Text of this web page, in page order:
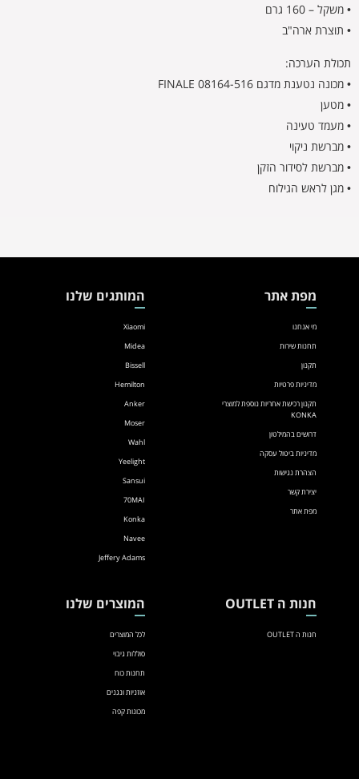
• משקל – 160 גרם
• תוצרת ארה"ב
תכולת הערכה:
• מכונה נטענת מדגם 08164-516 FINALE
• מטען
• מעמד טעינה
• מברשת ניקוי
• מברשת לסידור הזקן
• מגן לראש הגילוח
מפת אתר
מי אנחנו
תחנות שירות
תקנון
מדיניות פרטיות
תקנון רכישת אחריות נוספת למוצרי
KONKA
דרושים בהמילטון
מדיניות ביטול עסקה
הצהרת נגישות
יצירת קשר
מפת אתר
המותגים שלנו
Xiaomi
Midea
Bissell
Hemilton
Anker
Moser
Wahl
Yeelight
Sansui
70MAI
Konka
Navee
Jeffery Adams
חנות ה OUTLET
חנות ה OUTLET
המוצרים שלנו
לכל המוצרים
סוללות גיבוי
תחנות כוח
אוזניות ונגנים
מכונות קפה